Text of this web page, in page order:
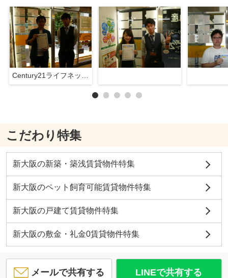
Century21ライフネット新大阪店
こだわり特集
新大阪の新築・築浅賃貸物件特集
新大阪のペット飼育可能賃貸物件特集
新大阪の戸建て賃貸物件特集
新大阪の敷金・礼金0賃貸物件特集
メールで共有する LINEで共有する